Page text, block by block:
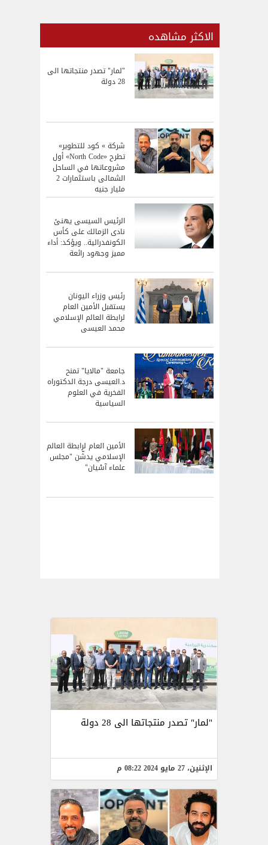
الاكثر مشاهده
"لمار" تصدر منتجاتها الى
28 دولة
شركة » كود للتطوير»
تطرح «North Code» أول
مشروعاتها في الساحل
الشمالى باستثمارات 2
مليار جنيه
الرئيس السيسى يهنئ
نادى الزمالك على كأس
الكونفدرالية.. ويؤكد: أداء
مميز وجهود رائعة
رئيس وزراء اليونان
يستقبل الأمين العام
لرابطة العالم الإسلامي
محمد العيسى
جامعة "مالايا" تمنح
د.العيسى درجة الدكتوراه
الفخرية في العلوم
السياسية
الأمين العام لرابطة العالم
الإسلامي يدشّن "مجلس
علماء آسْيان"
"لمار" تصدر منتجاتها الى 28 دولة
الإثنين، 27 مايو 2024 08:22 م